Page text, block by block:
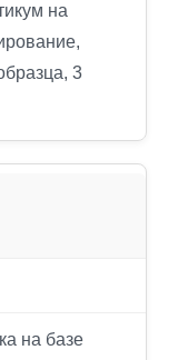
на
3
на базе